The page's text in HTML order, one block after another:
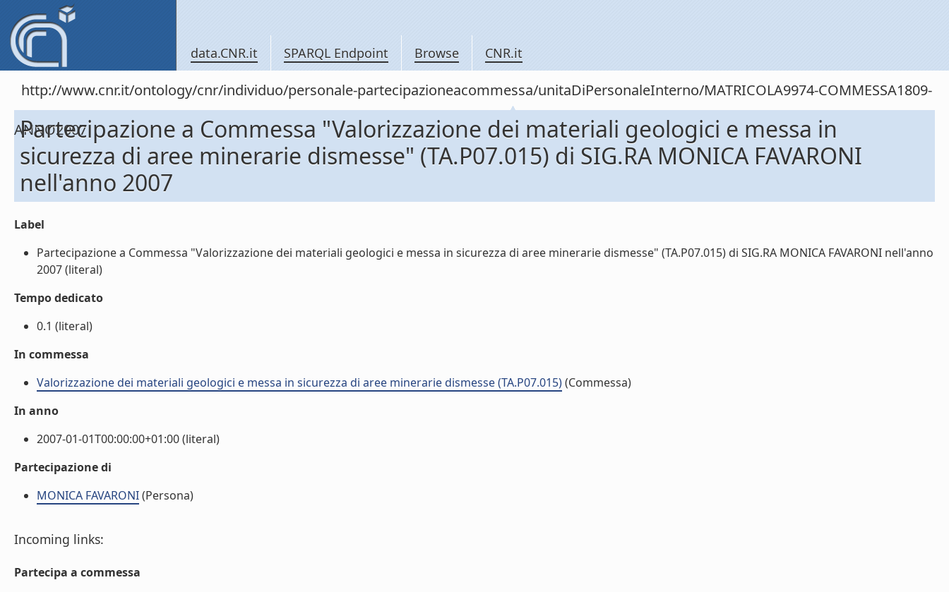
data.CNR.it SPARQL Endpoint Browse CNR.it
http://www.cnr.it/ontology/cnr/individuo/personale-partecipazioneacommessa/unitaDiPersonaleInterno/MATRICOLA9974-COMMESSA1809-
ANNO2007
Partecipazione a Commessa "Valorizzazione dei materiali geologici e messa in
sicurezza di aree minerarie dismesse" (TA.P07.015) di SIG.RA MONICA FAVARONI
nell'anno 2007
Label
Partecipazione a Commessa "Valorizzazione dei materiali geologici e messa in sicurezza di aree minerarie dismesse" (TA.P07.015) di SIG.RA MONICA FAVARONI nell'anno
2007 (literal)
Tempo dedicato
0.1 (literal)
In commessa
Valorizzazione dei materiali geologici e messa in sicurezza di aree minerarie dismesse (TA.P07.015)(Commessa)
In anno
2007-01-01T00:00:00+01:00 (literal)
Partecipazione di
MONICA FAVARONI(Persona)
Incoming links:
Partecipa a commessa